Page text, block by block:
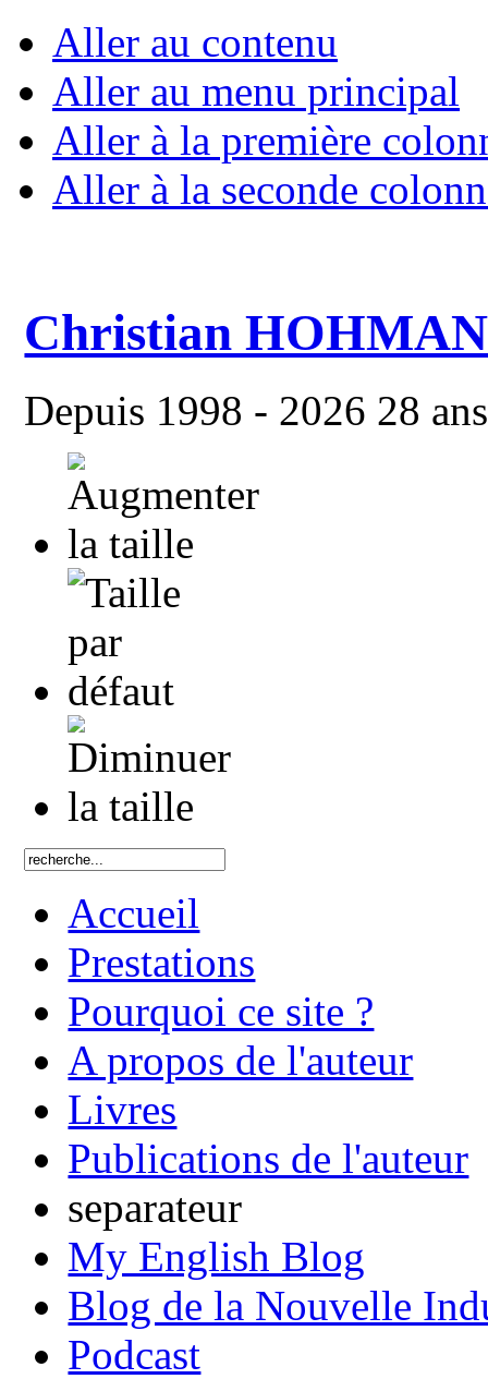
Aller au contenu
Aller au menu principal
Aller à la première
Aller à la seconde
Christian
Depuis 1998 - 2026 28
Accueil
Prestations
Pourquoi ce site ?
A propos de l'auteur
Livres
Publications de l'auteur
separateur
My English Blog
Blog de la Nouvelle
Podcast